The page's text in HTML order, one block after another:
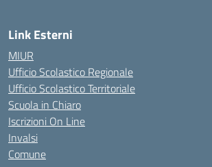
Link Esterni
MIUR
Ufficio Scolastico Regionale
Ufficio Scolastico Territoriale
Scuola in Chiaro
Iscrizioni On Line
Invalsi
Comune